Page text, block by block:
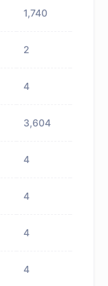
1,740
2
4
3,604
4
4
4
4